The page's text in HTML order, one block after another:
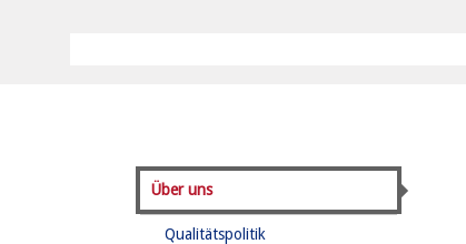
Über uns
Qualitätspolitik